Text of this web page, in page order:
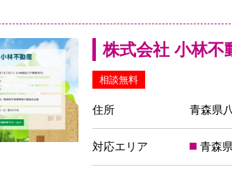
株式会社 小林不
相談無料
住所 青森県
対応エリア 青森県